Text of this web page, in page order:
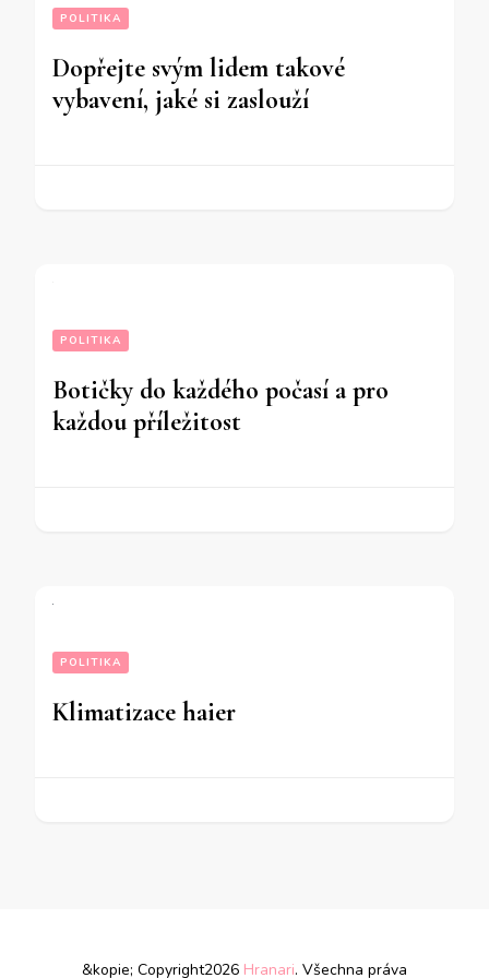
POLITIKA
Dopřejte svým lidem takové
vybavení, jaké si zaslouží
POLITIKA
Botičky do každého počasí a pro
každou příležitost
POLITIKA
Klimatizace haier
&kopie; Copyright2026 Hranari. Všechna práva